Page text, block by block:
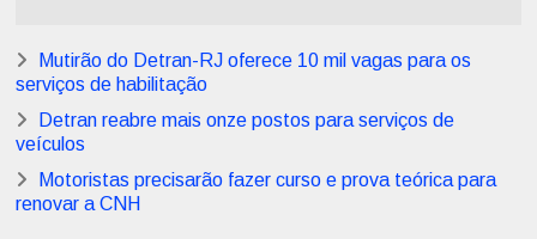
Mutirão do Detran-RJ oferece 10 mil vagas para os
serviços de habilitação
Detran reabre mais onze postos para serviços de
veículos
Motoristas precisarão fazer curso e prova teórica para
renovar a CNH